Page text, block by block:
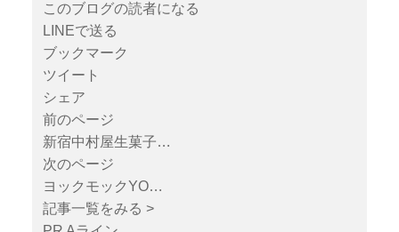
このブログの読者になる
LINEで送る
ブックマーク
ツイート
シェア
前のページ
新宿中村屋生菓子…
次のページ
ヨックモックYO…
記事一覧をみる >